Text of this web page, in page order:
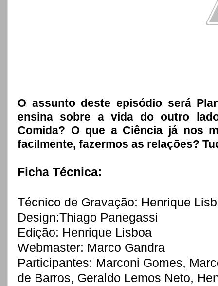
O assunto deste episódio será
ensina sobre a vida do outro
Comida? O que a Ciência já nos
facilmente, fazermos as relações?
Ficha Técnica:
Técnico de Gravação: Henrique
Design:Thiago Panegassi
Edição: Henrique Lisboa
Webmaster: Marco Gandra
Participantes: Marconi Gomes,
de Barros, Geraldo Lemos Neto,